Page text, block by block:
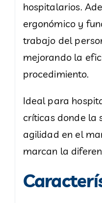
hospitalarios.
ergonómico y
trabajo del
mejorando la
procedimiento.
Ideal para
críticas donde la
agilidad en el
marcan la